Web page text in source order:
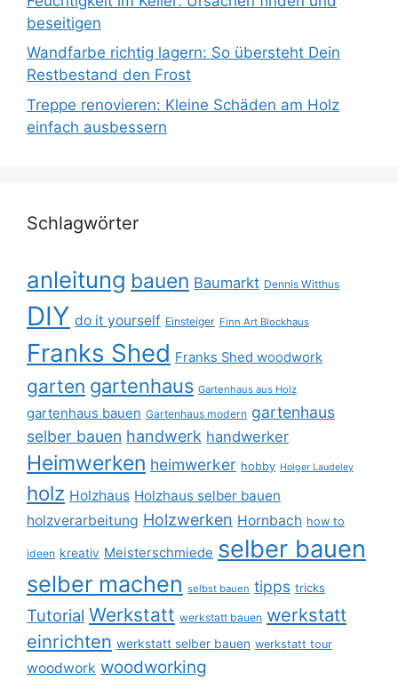
beseitigen
Wandfarbe richtig lagern: So übersteht Dein
Restbestand den Frost
Treppe renovieren: Kleine Schäden am Holz
einfach ausbessern
Schlagwörter
anleitung bauen Baumarkt Dennis Witthus
DIY do it yourself Einsteiger Finn Art Blockhaus
Franks Shed Franks Shed woodwork
garten gartenhaus Gartenhaus aus Holz
gartenhaus bauen Gartenhaus modern gartenhaus
selber bauen handwerk handwerker
Heimwerken heimwerker hobby Holger Laudeley
holz Holzhaus Holzhaus selber bauen
holzverarbeitung Holzwerken Hornbach how to
ideen kreativ Meisterschmiede selber bauen
selber machen selbst bauen tipps tricks
Tutorial Werkstatt werkstatt bauen werkstatt
einrichten werkstatt selber bauen werkstatt tour
woodwork woodworking